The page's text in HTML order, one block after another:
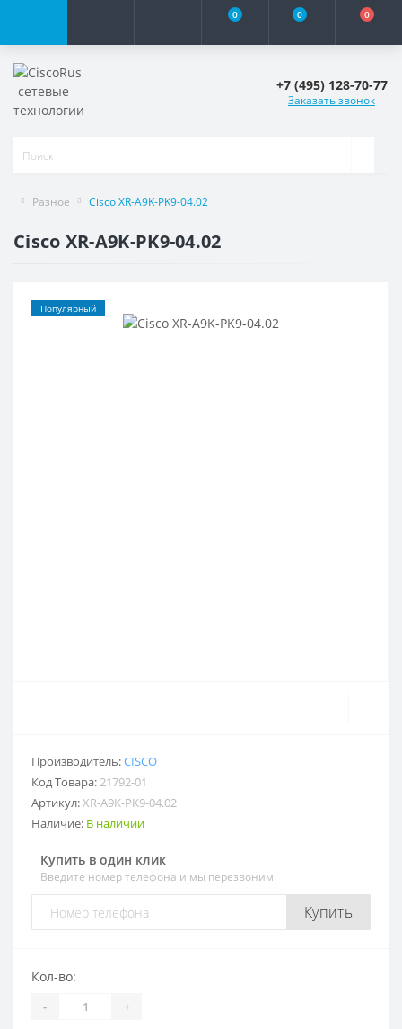
0 0 0
+7 (495) 128-70-77
Заказать звонок
Разное Cisco XR-A9K-PK9-04.02
Cisco XR-A9K-PK9-04.02
Популярный
Производитель:CISCO
Код Товара:21792-01
Артикул:XR-A9K-PK9-04.02
Наличие: В наличии
Купить в один клик
Введите номер телефона и мы перезвоним
Купить
Кол-во:
- +